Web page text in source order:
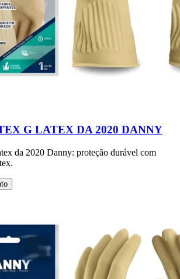
G LATEX DA 2020 DANNY
da 2020 Danny: proteção durável com